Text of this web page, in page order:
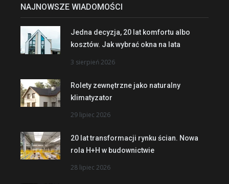
NAJNOWSZE WIADOMOŚCI
Jedna decyzja, 20 lat komfortu albo
kosztów. Jak wybrać okna na lata
3 sierpień 2026
Rolety zewnętrzne jako naturalny
klimatyzator
29 lipiec 2026
20 lat transformacji rynku ścian. Nowa
rola H+H w budownictwie
28 lipiec 2026